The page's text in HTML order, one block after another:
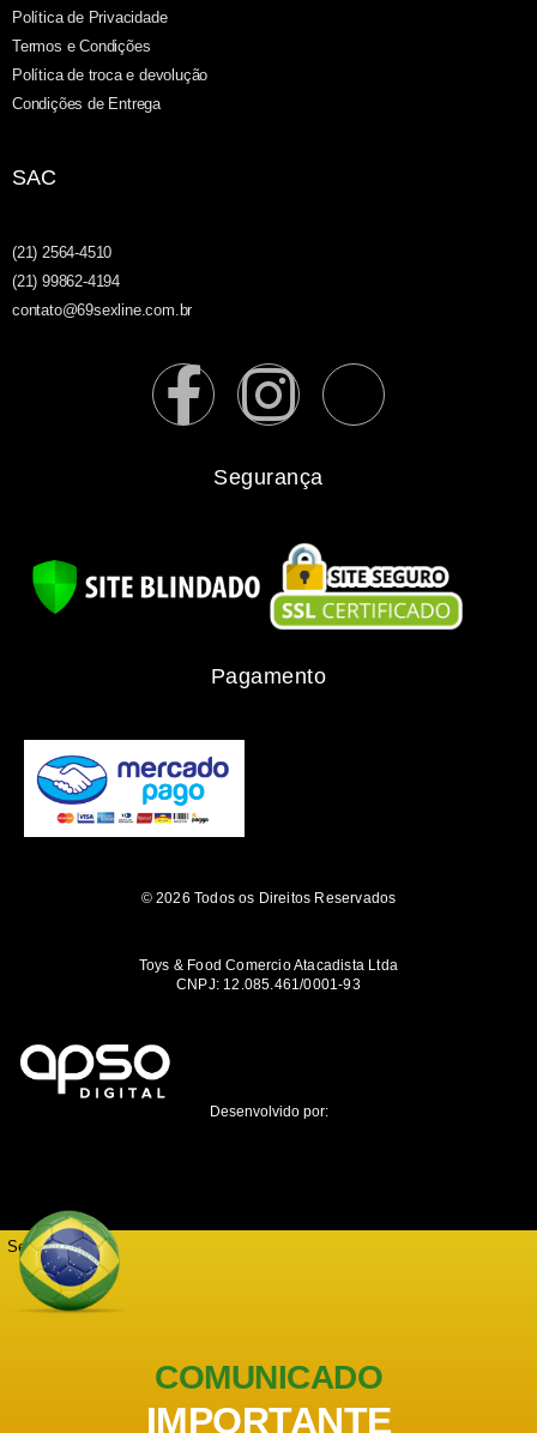
Política de Privacidade
Termos e Condições
Política de troca e devolução
Condições de Entrega
SAC
(21) 2564-4510
(21) 99862-4194
contato@69sexline.com.br
Segurança
Pagamento
© 2026 Todos os Direitos Reservados
Toys & Food Comercio Atacadista Ltda
CNPJ: 12.085.461/0001-93
Desenvolvido por:
Seja notificado
COMUNICADO
IMPORTANTE